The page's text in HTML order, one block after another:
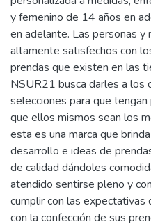
y femenino de 14 años en
en adelante. Las personas
altamente satisfechos con
prendas que existen en las
NSUR21 busca darles a los
selecciones para que
que ellos mismos sean los
esta es una marca que
desarrollo e ideas de
de calidad dándoles
atendido sentirse pleno y
cumplir con las
con la confección de sus